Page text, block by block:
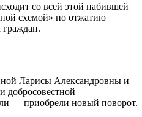
со всей этой набившей
схемой» по отжатию
Ларисы Александровны и
добросовестной
— приобрели новый поворот.